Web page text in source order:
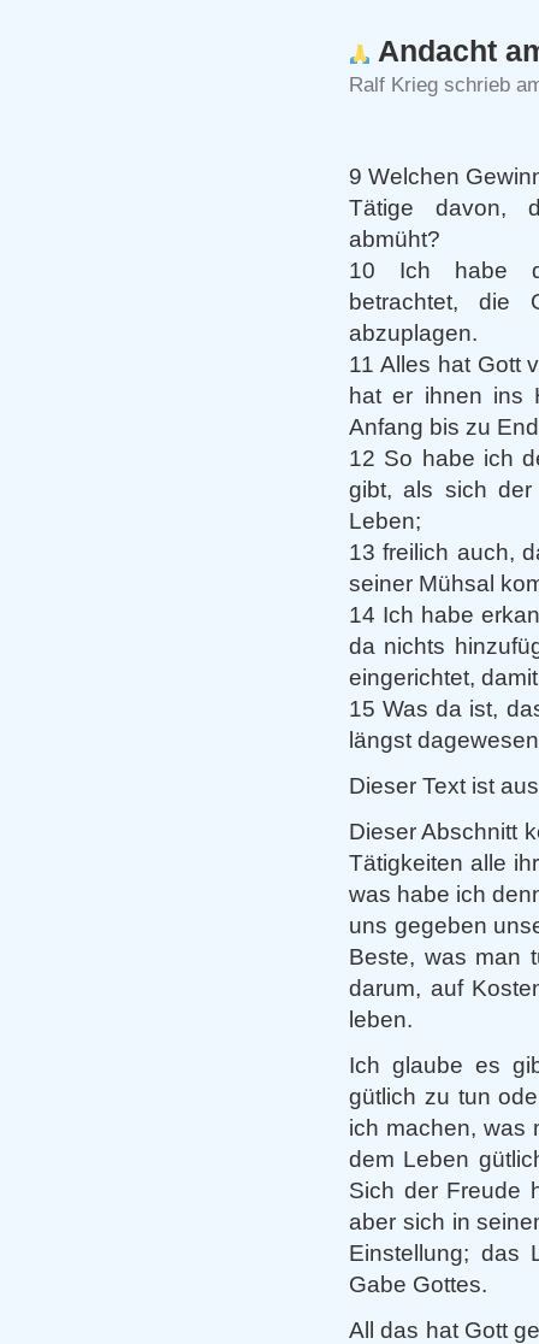
Andacht
Ralf Krieg schrieb
9 Welchen
Tätige davon,
abmüht?
10 Ich habe
betrachtet, die
abzuplagen.
11 Alles hat Gott
hat er ihnen ins
Anfang bis zu
12 So habe ich
gibt, als sich
Leben;
13 freilich auch,
seiner Mühsal
14 Ich habe
da nichts
eingerichtet,
15 Was da ist,
längst
Dieser Text ist
Dieser Abschnitt
Tätigkeiten alle
was habe ich
uns gegeben
Beste, was man
darum, auf
leben.
Ich glaube es
gütlich zu tun
ich machen, was
dem Leben
Sich der Freude
aber sich in
Einstellung; das
Gabe Gottes.
All das hat Gott